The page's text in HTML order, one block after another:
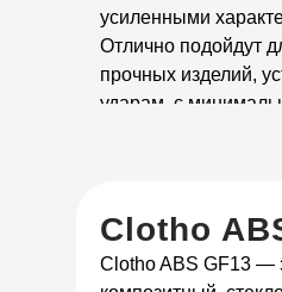
усиленными
Отлично подойдут
прочных изделий,
ударам, с
Clotho
Clotho ABS GF13 —